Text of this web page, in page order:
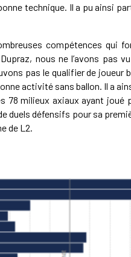
technique. Il a pu ainsi
compétences qui
nous ne l’avons pas
pas le qualifier de joueur
activité sans ballon. Il a
78 milieux axiaux ayant joué
duels défensifs pour sa
de L2.